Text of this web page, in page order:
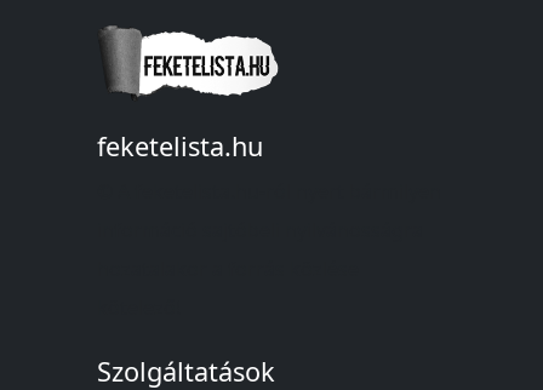
feketelista.hu
Szolgáltatások